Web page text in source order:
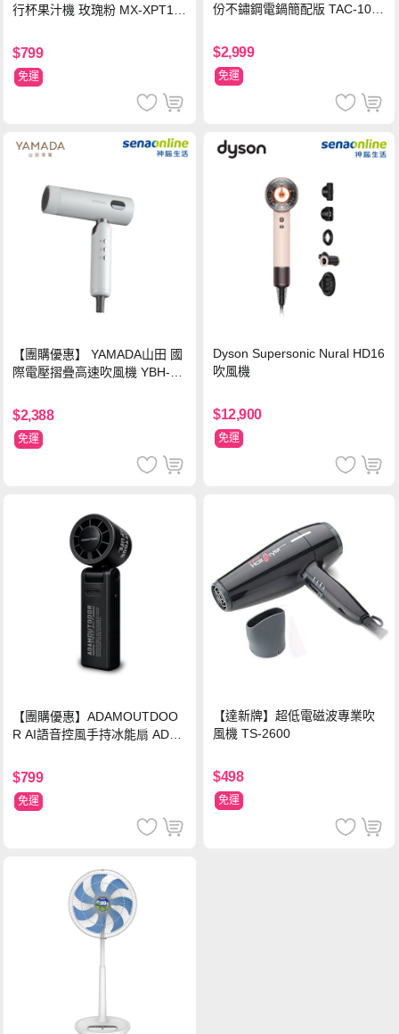
行杯果汁機 玫瑰粉 MX-XPT10
$799
免運
份不鏽鋼電鍋簡配版 TAC-10L-
$2,999
免運
【團購優惠】 YAMADA山田 國
際電壓摺疊高速吹風機 YBH-12
$2,388
免運
Dyson Supersonic Nural HD16
吹風機
$12,900
免運
【團購優惠】ADAMOUTDOO
R AI語音控風手持冰能扇 ADFN
$799
免運
【達新牌】超低電磁波專業吹
風機 TS-2600
$498
免運